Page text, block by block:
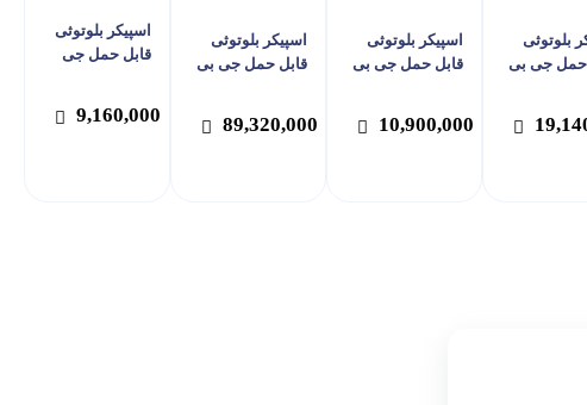
بلوتوثی
حمل جی بی
اسپیکر بلوتوثی
قابل حمل جی بی
10,900,000
اسپیکر بلوتوثی
قابل حمل جی بی
89,320,000
اسپیکر بلوتوثی
قابل حمل جی
9,160,000